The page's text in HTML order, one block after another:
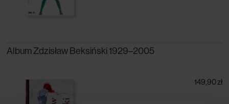
Album Zdzisław Beksiński 1929–2005
149,90 zł